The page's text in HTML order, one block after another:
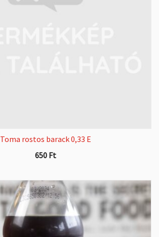
Toma rostos barack 0,33 E
650 Ft